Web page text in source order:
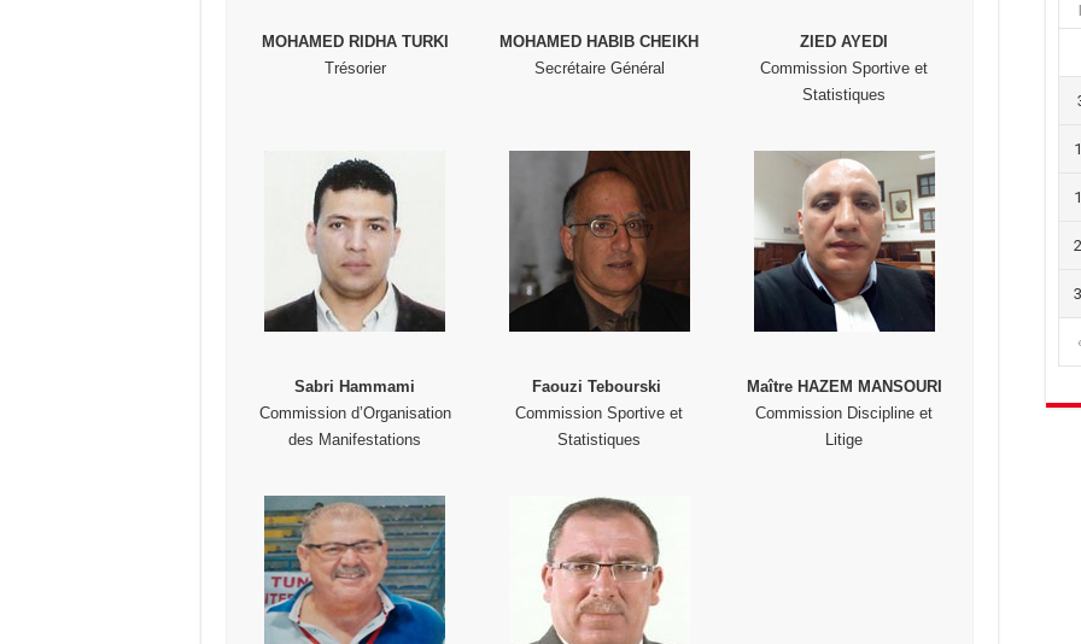
MOHAMED RIDHA TURKI
Trésorier
MOHAMED HABIB CHEIKH
Secrétaire Général
ZIED AYEDI
Commission Sportive et
Statistiques
Sabri Hammami
Commission d’Organisation
des Manifestations
Faouzi Tebourski
Commission Sportive et
Statistiques
Maître HAZEM MANSOURI
Commission Discipline et
Litige
L